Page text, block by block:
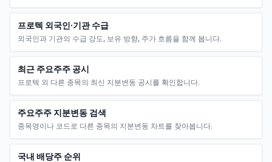
프로텍 외국인·기관 수급
외국인과 기관의 수급 강도, 보유 방향, 주가 흐름을 함께 봅니다.
최근 주요주주 공시
프로텍 외 다른 종목의 최신 지분변동 공시를 확인합니다.
주요주주 지분변동 검색
종목명이나 코드로 다른 종목의 지분변동 차트를 찾아봅니다.
국내 배당주 순위